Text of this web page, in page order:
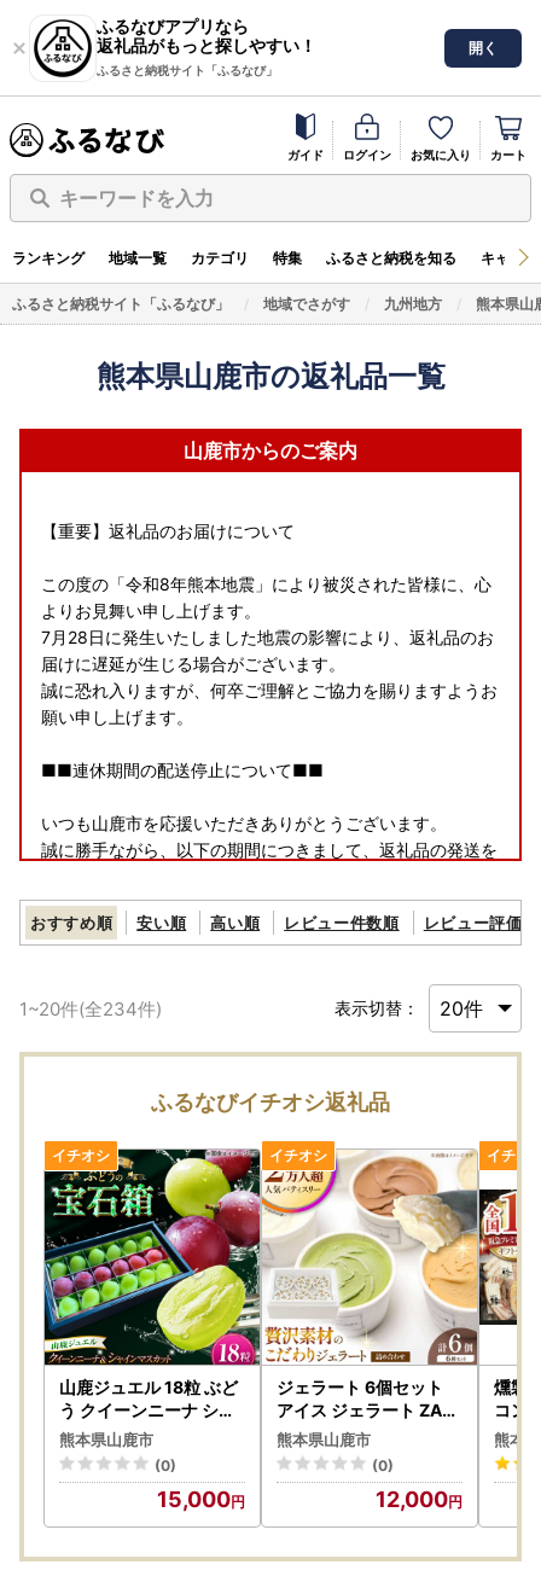
ふるなびアプリなら
返礼品がもっと探しやすい！
ふるさと納税サイト「ふるなび」
開く
ガイド ログイン お気に入り カート
キーワードを入力
ランキング 地域一覧 カテゴリ 特集 ふるさと納税を知る キャン
ふるさと納税サイト「ふるなび」 地域でさがす 九州地方 熊本県山
熊本県山鹿市の返礼品一覧
山鹿市からのご案内
【重要】返礼品のお届けについて
この度の「令和8年熊本地震」により被災された皆様に、心
よりお見舞い申し上げます。
7月28日に発生いたしました地震の影響により、返礼品のお
届けに遅延が生じる場合がございます。
誠に恐れ入りますが、何卒ご理解とご協力を賜りますようお
願い申し上げます。
■■連休期間の配送停止について■■
いつも山鹿市を応援いただきありがとうございます。
誠に勝手ながら、以下の期間につきまして、返礼品の発送を
≪お盆休み≫
【発送停止期間】9月14日〜9月27日
※日時指定・定期便・季節ものは除く
発送停止に伴い、ポータルサイトに掲載の期日よりも、お届
けまでに時間を要する場合がございます。
ご迷惑をおかけいたしますが、何卒ご理解のほどお願い申し
上げます。
ーーーーーーーーーーーーーーーーーーーーーーーーーーー
ーーーーーーーーーーーーー
【ふるさと納税の対象となる地方団体の指定について】
山鹿市は令和7年9月26日付総務大臣通知「ふるさと納税の
対象となる地方団体の指定について（通知）」にて、地方税
法（昭和25年法律第226号）第37条の2第2項及び第314条の
7第2項の規定に基づき、ふるさと納税の対象となる地方団体
として指定されました。
指定対象期間は、令和7年10月1日から令和8年9月30日まで
ーーーーーーーーーーーーー
おすすめ順 安い順 高い順 レビュー件数順 レビュー評価順
1~20件(全234件) 表示切替：
ふるなびイチオシ返礼品
山鹿ジュエル 18粒 ぶど
う クイーンニーナ シャ
インマスカット 高級 贈
答用 贈り物 ギフト 熊本
県産 熊本 山鹿【合同会
社 社方園】[ZBZ053]
熊本県山鹿市
(0)
15,000
ジェラート 6個セット
アイス ジェラート ZAR
001
熊本県山鹿市
(0)
12,000
燻製
コン
(約
ト 粗
ースハム
製工
熊本